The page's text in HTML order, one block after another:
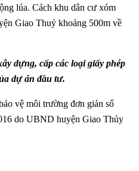
lúa. Cách khu dân cư xóm
Giao Thuỷ khoảng 500m về
dựng, cấp các loại giấy phép
dự án đầu tư.
vệ môi trường đơn giản số
do UBND huyện Giao Thủy